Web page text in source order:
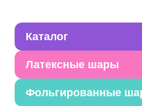
Каталог
Латексные шары
Фольгированные
Дата последнего изменения
Вес
Описание товара
Трубочка для коктейля.
используется с другими